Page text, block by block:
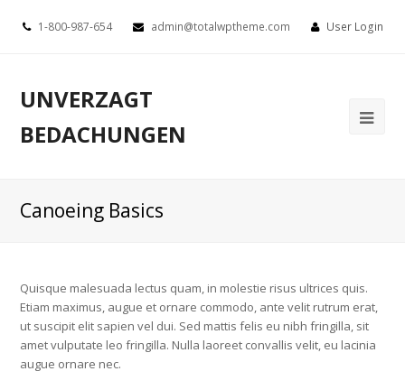
1-800-987-654 admin@totalwptheme.com User Login
UNVERZAGT
BEDACHUNGEN
Canoeing Basics
Quisque malesuada lectus quam, in molestie risus ultrices quis.
Etiam maximus, augue et ornare commodo, ante velit rutrum erat,
ut suscipit elit sapien vel dui. Sed mattis felis eu nibh fringilla, sit
amet vulputate leo fringilla. Nulla laoreet convallis velit, eu lacinia
augue ornare nec.